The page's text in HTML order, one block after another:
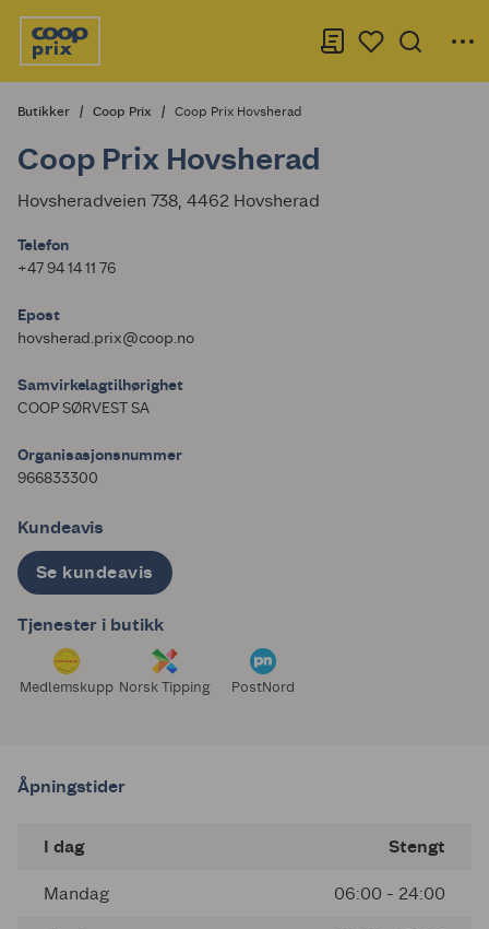
Butikker Coop Prix Coop Prix Hovsherad
Coop Prix Hovsherad
Hovsheradveien 738, 4462 Hovsherad
Telefon
+47 94 14 11 76
Epost
hovsherad.prix@coop.no
Samvirkelagtilhørighet
COOP SØRVEST SA
Organisasjonsnummer
966833300
Kundeavis
Se kundeavis
Tjenester i butikk
Medlemskupp Norsk Tipping PostNord
Åpningstider
I dag Stengt
Mandag 06:00 - 24:00